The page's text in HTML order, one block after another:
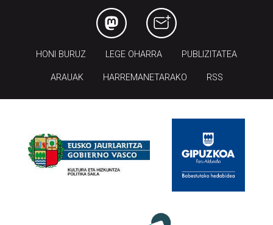
HONI BURUZ LEGE OHARRA PUBLIZITATEA
ARAUAK HARREMANETARAKO RSS